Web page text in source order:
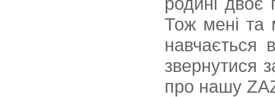
Тож мені та
навчається
звернутися
про нашу